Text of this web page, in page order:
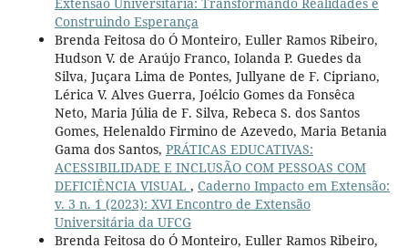
Construindo Esperança
Brenda Feitosa do Ó Monteiro, Euller Ramos Ribeiro,
Hudson V. de Araújo Franco, Iolanda P. Guedes da
Silva, Juçara Lima de Pontes, Jullyane de F. Cipriano,
Lérica V. Alves Guerra, Joélcio Gomes da Fonsêca
Neto, Maria Júlia de F. Silva, Rebeca S. dos Santos
Gomes, Helenaldo Firmino de Azevedo, Maria Betania
Gama dos Santos, PRÁTICAS EDUCATIVAS:
ACESSIBILIDADE E INCLUSÃO COM PESSOAS COM
DEFICIÊNCIA VISUAL , Caderno Impacto em Extensão:
v. 3 n. 1 (2023): XVI Encontro de Extensão
Universitária da UFCG
Brenda Feitosa do Ó Monteiro, Euller Ramos Ribeiro,